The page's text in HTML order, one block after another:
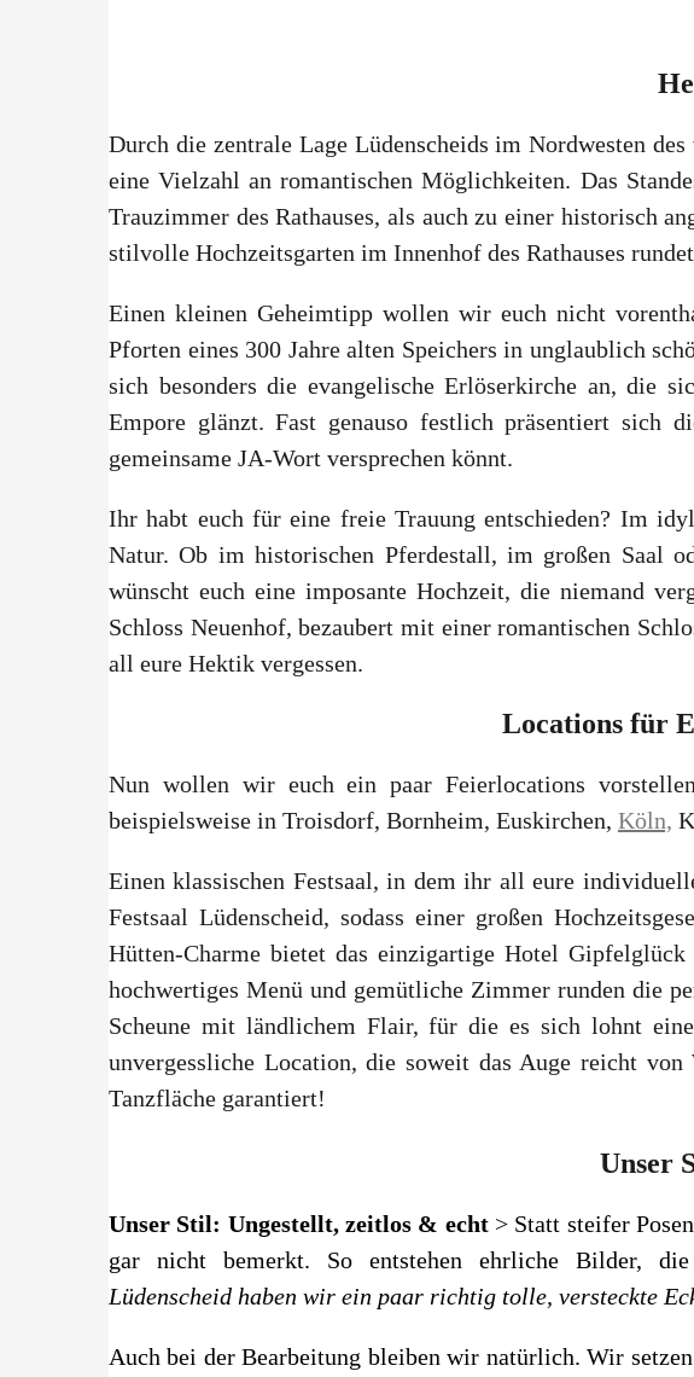
Durch die zentrale Lage Lüdenscheids im Nordwesten
eine Vielzahl an romantischen Möglichkeiten. Das
Trauzimmer des Rathauses, als auch zu einer historisch
stilvolle Hochzeitsgarten im Innenhof des Rathauses
Einen kleinen Geheimtipp wollen wir euch nicht
Pforten eines 300 Jahre alten Speichers in unglaublich
sich besonders die evangelische Erlöserkirche an, die
Empore glänzt. Fast genauso festlich präsentiert sich
gemeinsame JA-Wort versprechen könnt.
Ihr habt euch für eine freie Trauung entschieden? Im
Natur. Ob im historischen Pferdestall, im großen Saal
wünscht euch eine imposante Hochzeit, die niemand
Schloss Neuenhof, bezaubert mit einer romantischen
all eure Hektik vergessen.
Locations für
Nun wollen wir euch ein paar Feierlocations
beispielsweise in Troisdorf, Bornheim, Euskirchen, Köln,
Einen klassischen Festsaal, in dem ihr all eure
Festsaal Lüdenscheid, sodass einer großen
Hütten-Charme bietet das einzigartige Hotel
hochwertiges Menü und gemütliche Zimmer runden die
Scheune mit ländlichem Flair, für die es sich lohnt
unvergessliche Location, die soweit das Auge reicht
Tanzfläche garantiert!
Unser
Unser Stil: Ungestellt, zeitlos & echt > Statt steifer
gar nicht bemerkt. So entstehen ehrliche Bilder,
Lüdenscheid haben wir ein paar richtig tolle, versteckte
Auch bei der Bearbeitung bleiben wir natürlich. Wir